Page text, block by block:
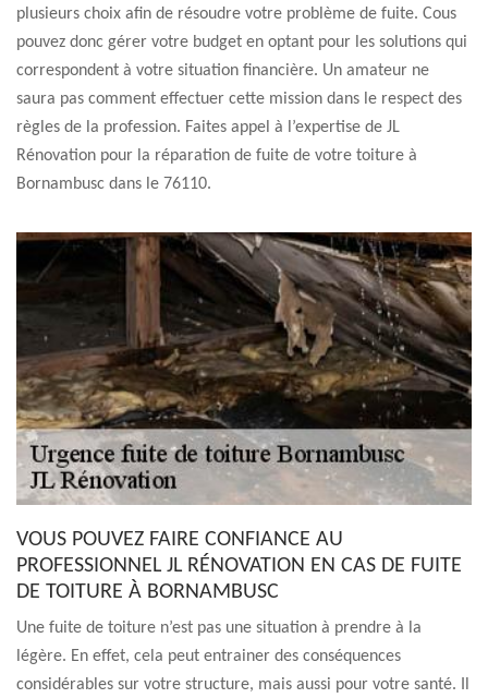
plusieurs choix afin de résoudre votre problème de fuite. Cous
pouvez donc gérer votre budget en optant pour les solutions qui
correspondent à votre situation financière. Un amateur ne
saura pas comment effectuer cette mission dans le respect des
règles de la profession. Faites appel à l’expertise de JL
Rénovation pour la réparation de fuite de votre toiture à
Bornambusc dans le 76110.
VOUS POUVEZ FAIRE CONFIANCE AU
PROFESSIONNEL JL RÉNOVATION EN CAS DE FUITE
DE TOITURE À BORNAMBUSC
Une fuite de toiture n’est pas une situation à prendre à la
légère. En effet, cela peut entrainer des conséquences
considérables sur votre structure, mais aussi pour votre santé. Il